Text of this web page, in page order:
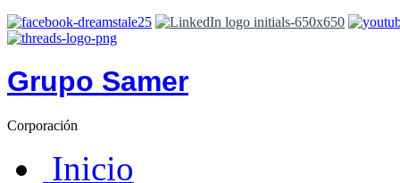
Grupo Samer
Corporación
Inicio